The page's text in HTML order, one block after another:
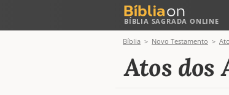
BÍBLIA SAGRADA ONLINE
Bíblia Novo Testamento
Atos dos